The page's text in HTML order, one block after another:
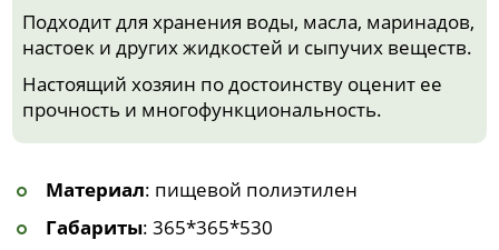
Подходит для хранения воды, масла, маринадов,
настоек и других жидкостей и сыпучих веществ.
Настоящий хозяин по достоинству оценит ее
прочность и многофункциональность.
Материал: пищевой полиэтилен
Габариты: 365*365*530